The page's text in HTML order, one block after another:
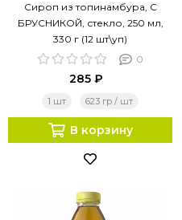
Сироп из топинамбура, С
БРУСНИКОЙ, стекло, 250 мл,
330 г (12 шт\уп)
0
285 ₽
1 шт 623 гр / шт
В корзину